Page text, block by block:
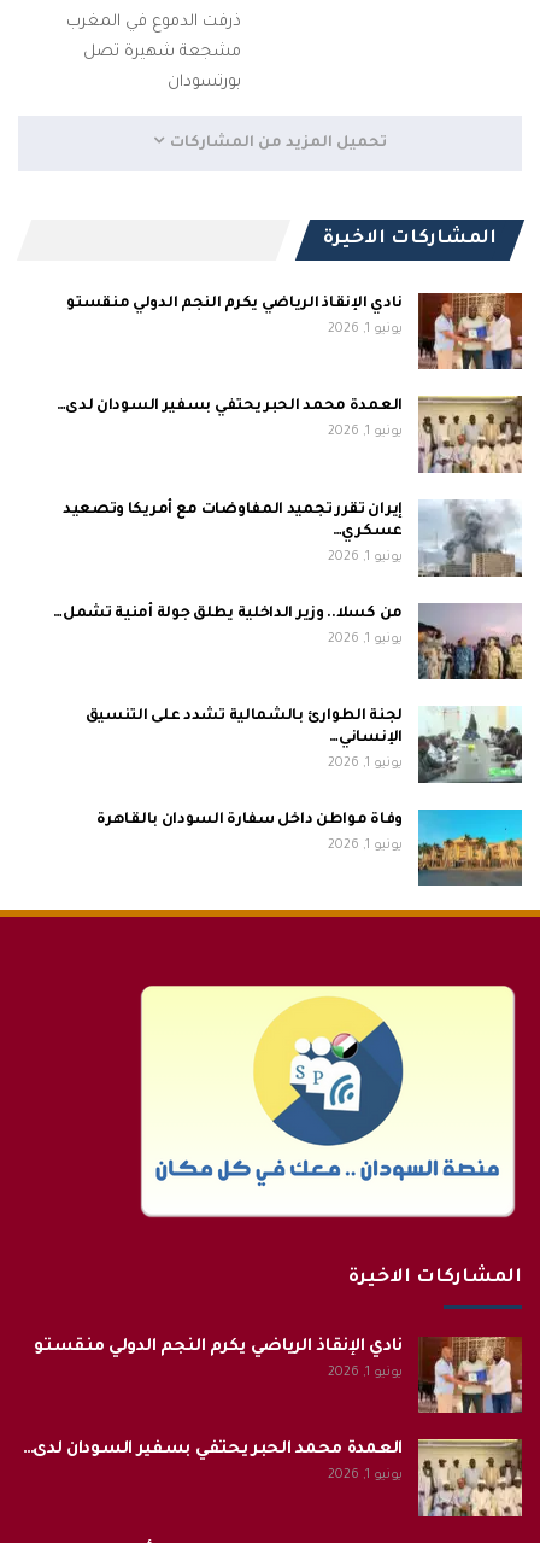
ذرفت الدموع في المغرب
مشجعة شهيرة تصل
بورتسودان
تحميل المزيد من المشاركات
المشاركات الاخيرة
نادي الإنقاذ الرياضي يكرم النجم الدولي منقستو
يونيو 1, 2026
العمدة محمد الحبر يحتفي بسفير السودان لدى…
يونيو 1, 2026
إيران تقرر تجميد المفاوضات مع أمريكا وتصعيد
عسكري…
يونيو 1, 2026
من كسلا.. وزير الداخلية يطلق جولة أمنية تشمل…
يونيو 1, 2026
لجنة الطوارئ بالشمالية تشدد على التنسيق
الإنساني…
يونيو 1, 2026
وفاة مواطن داخل سفارة السودان بالقاهرة
يونيو 1, 2026
المشاركات الاخيرة
نادي الإنقاذ الرياضي يكرم النجم الدولي منقستو
يونيو 1, 2026
العمدة محمد الحبر يحتفي بسفير السودان لدى…
يونيو 1, 2026